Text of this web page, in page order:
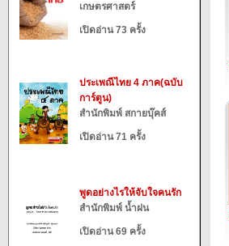
เกษตรศาสตร์
เปิดอ่าน 73 ครั้ง
ประเพณีไทย 4 ภาค(ฉบับ
การ์ตูน)
สำนักพิมพ์ สกายบุ๊คส์
เปิดอ่าน 71 ครั้ง
พูดอย่างไรให้จับใจคนรัก
สำนักพิมพ์ น้ำฝน
เปิดอ่าน 69 ครั้ง